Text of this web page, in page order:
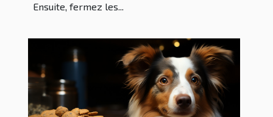
Ensuite, fermez les...